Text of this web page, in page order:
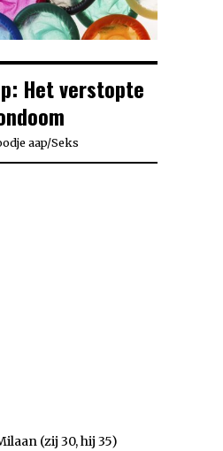
Het verstopte
aap/Seks
(zij 30, hij 35)